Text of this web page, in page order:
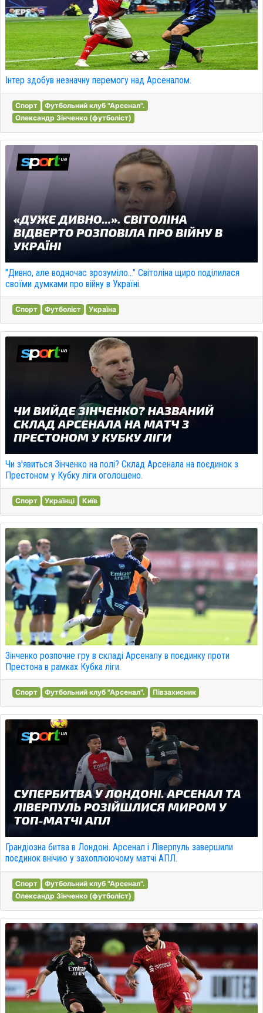
Інтер здобув незначну перемогу над Арсеналом.
Спорт
Футбольний клуб "Арсенал".
Олександр Зінченко (футболіст)
"Дивно, але водночас зрозуміло..." Світоліна щиро поділилася
своїми думками про війну в Україні.
Спорт Футболіст Україна
Чи з'явиться Зінченко на полі? Склад Арсенала на поєдинок з
Престоном у Кубку ліги оголошено.
Спорт Українці Київ
Зінченко розпочне гру в складі Арсеналу в поєдинку проти
Престона в рамках Кубка ліги.
Спорт Футбольний клуб "Арсенал". Півзахисник
Грандіозна битва в Лондоні. Арсенал і Ліверпуль завершили
поєдинок внічию у захоплюючому матчі АПЛ.
Спорт
Футбольний клуб "Арсенал".
Олександр Зінченко (футболіст)